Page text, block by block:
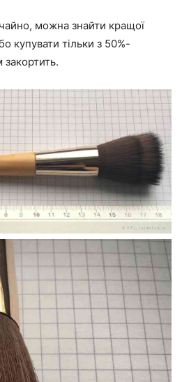
можна знайти кращої
купувати тільки з 50%-